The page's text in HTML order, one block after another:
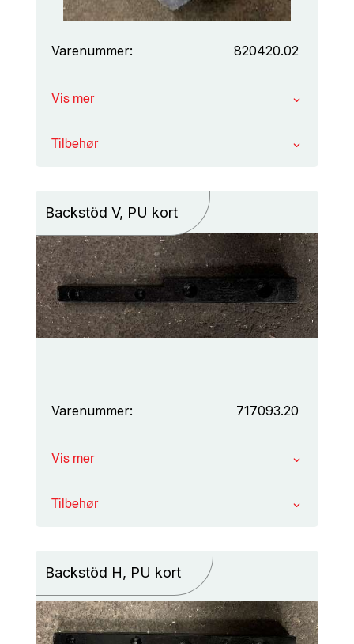
Varenummer: 820420.02
Vis mer
Tilbehør
Backstöd V, PU kort
Varenummer: 717093.20
Vis mer
Tilbehør
Backstöd H, PU kort